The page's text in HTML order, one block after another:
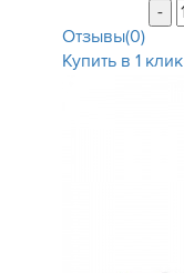
-
Отзывы(0)
Купить в 1 клик